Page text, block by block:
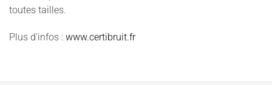
toutes tailles.
Plus d'infos : www.certibruit.fr